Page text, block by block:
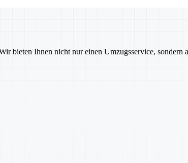
bieten Ihnen nicht nur einen Umzugsservice,